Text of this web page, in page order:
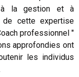
à la gestion et à
de cette expertise
professionnel "
approfondies ont
les individus